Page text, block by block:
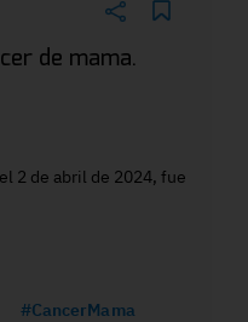
de mama.
2 de abril de 2024, fue
#CancerMama